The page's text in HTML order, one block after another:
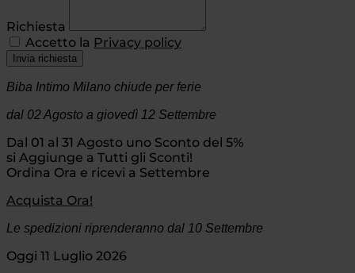
Richiesta
Accetto la Privacy policy
Invia richiesta
Biba Intimo Milano chiude per ferie
dal 02 Agosto a giovedì 12 Settembre
Dal 01 al 31 Agosto uno Sconto del 5%
si Aggiunge a Tutti gli Sconti!
Ordina Ora e ricevi a Settembre
Acquista Ora!
Le spedizioni riprenderanno dal 10 Settembre
Oggi 11 Luglio 2026